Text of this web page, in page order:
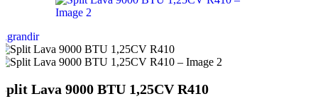
Lava 9000 BTU 1,25CV R410